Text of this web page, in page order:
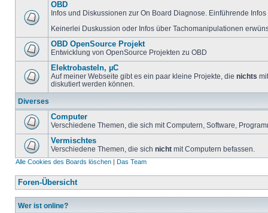
OBD
Infos und Diskussionen zur On Board Diagnose. Einführende
Keinerlei Duskussion oder Infos über Tachomanipulationen
OBD OpenSource Projekt
Entwicklung von OpenSource Projekten zu OBD
Elektrobasteln, µC
Auf meiner Webseite gibt es ein paar kleine Projekte, die nichts
diskutiert werden können.
Diverses
Computer
Verschiedene Themen, die sich mit Computern, Software,
Vermischtes
Verschiedene Themen, die sich nicht mit Computern befassen.
Alle Cookies des Boards löschen | Das Team
Foren-Übersicht
Wer ist online?